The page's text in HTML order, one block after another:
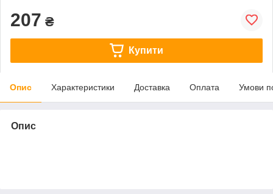
207 ₴
Купити
Опис Характеристики Доставка Оплата Умови
Опис